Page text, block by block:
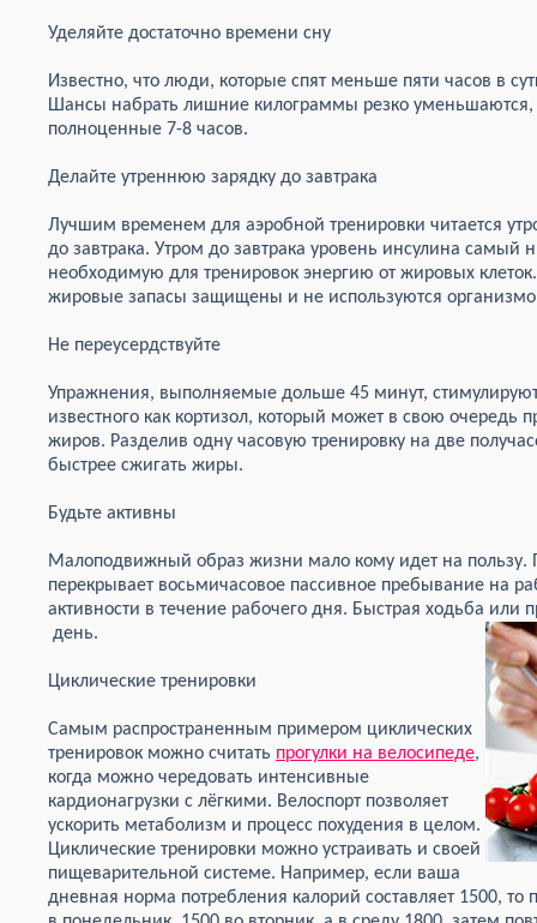
Уделяйте достаточно времени сну
Известно, что люди, которые спят меньше пяти часов в
Шансы набрать лишние килограммы резко уменьшаются,
полноценные 7-8 часов.
Делайте утреннюю зарядку до завтрака
Лучшим временем для аэробной тренировки читается
до завтрака. Утром до завтрака уровень инсулина самый
необходимую для тренировок энергию от жировых
жировые запасы защищены и не используются
Не переусердствуйте
Упражнения, выполняемые дольше 45 минут, стимулируют
известного как кортизол, который может в свою очередь
жиров. Разделив одну часовую тренировку на две
быстрее сжигать жиры.
Будьте активны
Малоподвижный образ жизни мало кому идет на пользу.
перекрывает восьмичасовое пассивное пребывание на
активности в течение рабочего дня. Быстрая ходьба или
день.
Циклические тренировки
Самым распространенным примером циклических
тренировок можно считать прогулки на велосипеде,
когда можно чередовать интенсивные
кардионагрузки с лёгкими. Велоспорт позволяет
ускорить метаболизм и процесс похудения в целом.
Циклические тренировки можно устраивать и своей
пищеварительной системе. Например, если ваша
дневная норма потребления калорий составляет 1500, то